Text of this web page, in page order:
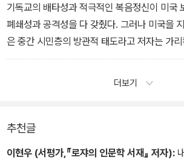
기독교의 배타성과 적극적인 복음정신이 미국
폐쇄성과 공격성을 다 갖췄다. 그러나 미국을
은 중간 시민층의 방관적 태도라고 저자는 가
더보기
추천글
이현우 (서평가,『로쟈의 인문학 서재』 저자):